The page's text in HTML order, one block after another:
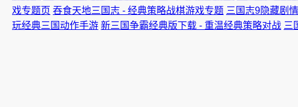
戏专题页 吞食天地三国志 - 经典策略战棋游戏专题 三国志9隐藏剧
玩经典三国动作手游 新三国争霸经典版下载 - 重温经典策略对战 三